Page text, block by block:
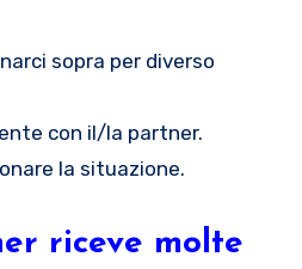
sopra per diverso
con il/la partner.
la situazione.
riceve molte